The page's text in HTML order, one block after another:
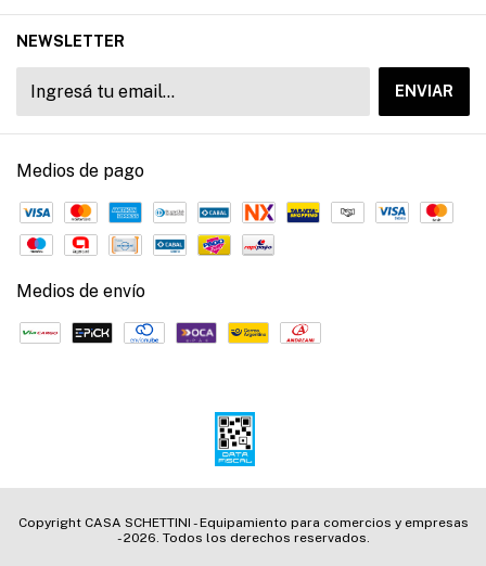
NEWSLETTER
Medios de pago
Medios de envío
Copyright CASA SCHETTINI - Equipamiento para comercios y empresas
- 2026. Todos los derechos reservados.